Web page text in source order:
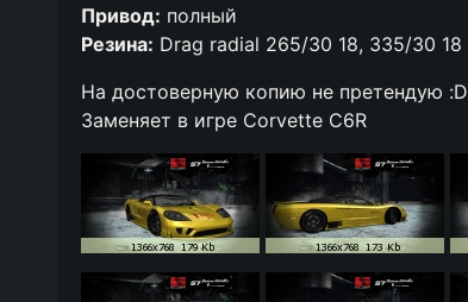
Привод: полный
Резина: Drag radial 265/30 18, 335/30 18
На достоверную копию не претендую :D
Заменяет в игре Corvette C6R